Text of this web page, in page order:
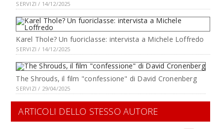
SERVIZI / 14/12/2025
Karel Thole? Un fuoriclasse: intervista a Michele Loffredo
SERVIZI / 14/12/2025
The Shrouds, il film "confessione" di David Cronenberg
SERVIZI / 29/04/2025
ARTICOLI DELLO STESSO AUTORE